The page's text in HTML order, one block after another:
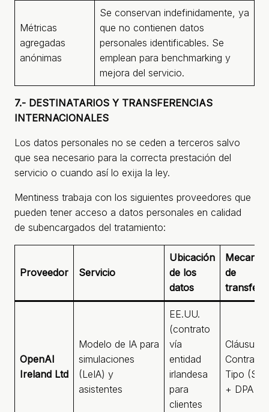
Métricas
agregadas
anónimas
Se conservan indefinidamente, ya
que no contienen datos
personales identificables. Se
emplean para benchmarking y
mejora del servicio.
7.- DESTINATARIOS Y TRANSFERENCIAS
INTERNACIONALES
Los datos personales no se ceden a terceros salvo
que sea necesario para la correcta prestación del
servicio o cuando así lo exija la ley.
Mentiness trabaja con los siguientes proveedores que
pueden tener acceso a datos personales en calidad
de subencargados del tratamiento:
Proveedor Servicio
Ubicación
de los
datos
de
OpenAI
Ireland Ltd
Modelo de IA para
simulaciones
(LeIA) y
asistentes
EE.UU.
(contrato
vía
entidad
irlandesa
para
clientes
Cláusulas
Tipo
+ DPA